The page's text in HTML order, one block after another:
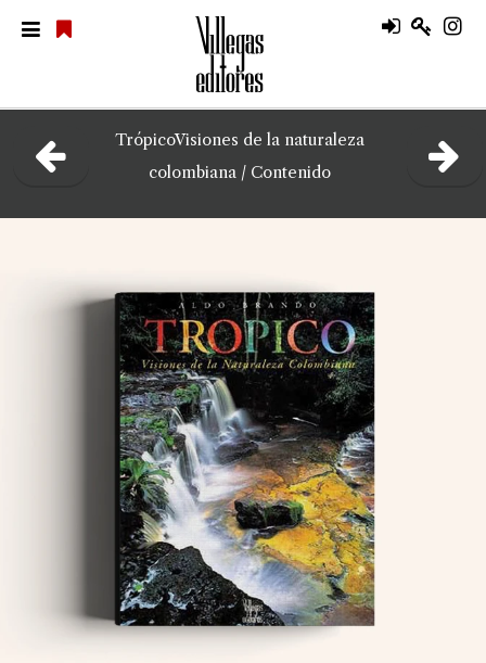
TrópicoVisiones de la naturaleza
colombiana / Contenido